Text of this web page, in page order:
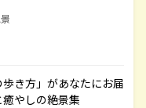
き方」があなたにお届
やしの絶景集